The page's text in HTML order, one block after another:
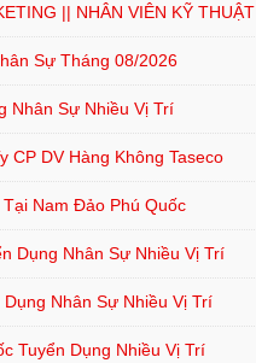
|| NHÂN VIÊN KỸ THUẬT
Sự Tháng 08/2026
Nhân Sự Nhiều Vị Trí
CP DV Hàng Không Taseco
Nam Đảo Phú Quốc
Dụng Nhân Sự Nhiều Vị Trí
Nhân Sự Nhiều Vị Trí
Tuyển Dụng Nhiều Vị Trí